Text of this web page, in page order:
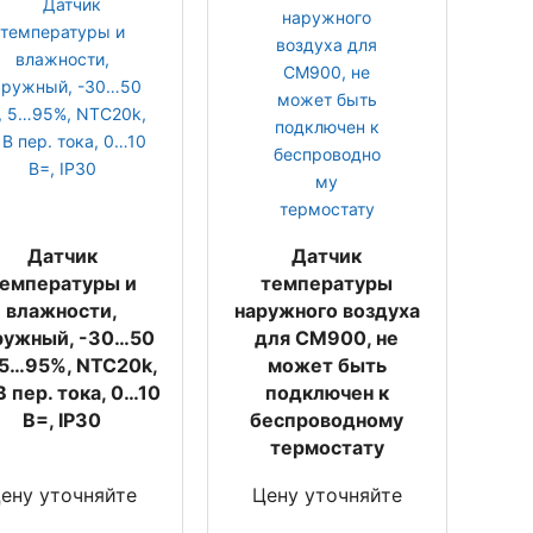
Датчик
и
влажности,
-30…50
NTC20k,
пер. тока, 0…10
В=, IP30
уточняйте
Датчик
температуры
наружного воздуха
для CM900, не
может быть
подключен к
беспроводному
термостату
Цену уточняйте